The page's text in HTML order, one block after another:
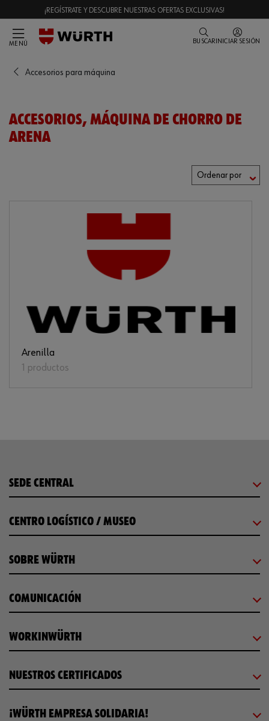
¡REGÍSTRATE Y DESCUBRE NUESTRAS OFERTAS EXCLUSIVAS!
MENÚ BUSCAR INICIAR SESIÓN
Accesorios para máquina
ACCESORIOS, MÁQUINA DE CHORRO DE
ARENA
Arenilla
1 productos
SEDE CENTRAL
CENTRO LOGÍSTICO / MUSEO
SOBRE WÜRTH
COMUNICACIÓN
WORKINWÜRTH
NUESTROS CERTIFICADOS
¡WÜRTH EMPRESA SOLIDARIA!